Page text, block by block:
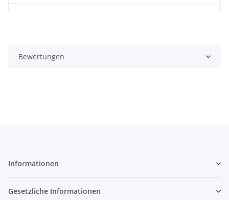
Bewertungen
Informationen
Gesetzliche Informationen